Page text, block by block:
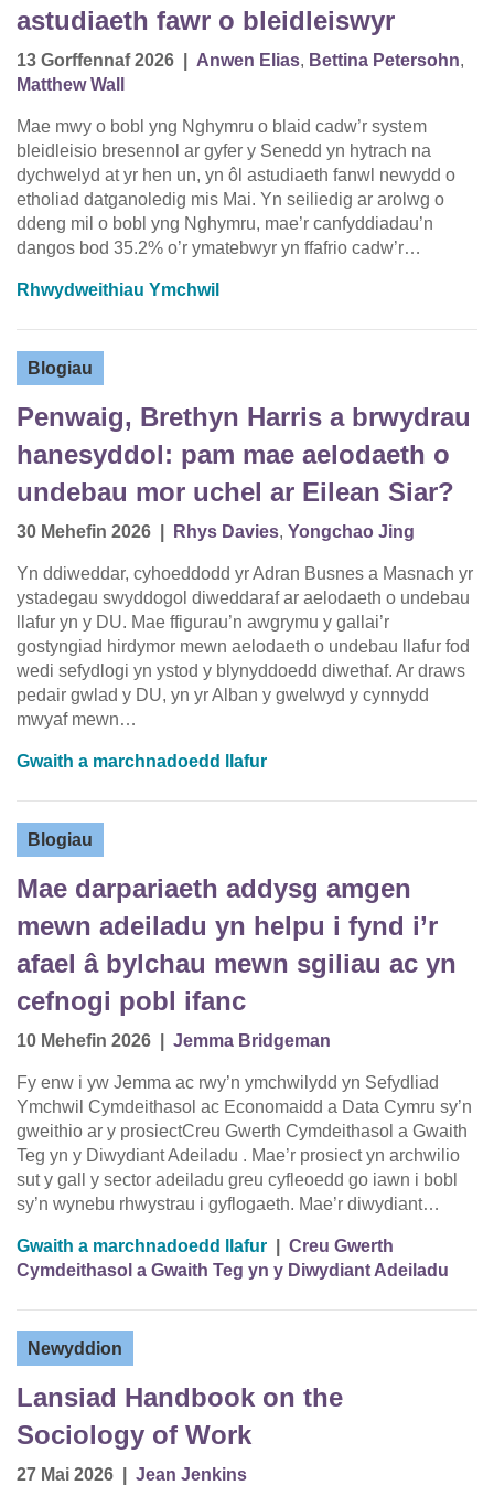
astudiaeth fawr o bleidleiswyr
13 Gorffennaf 2026 Anwen Elias, Bettina Petersohn,
Matthew Wall
Mae mwy o bobl yng Nghymru o blaid cadw’r system
bleidleisio bresennol ar gyfer y Senedd yn hytrach na
dychwelyd at yr hen un, yn ôl astudiaeth fanwl newydd o
etholiad datganoledig mis Mai. Yn seiliedig ar arolwg o
ddeng mil o bobl yng Nghymru, mae’r canfyddiadau’n
dangos bod 35.2% o’r ymatebwyr yn ffafrio cadw’r…
Rhwydweithiau Ymchwil
Blogiau
Penwaig, Brethyn Harris a brwydrau
hanesyddol: pam mae aelodaeth o
undebau mor uchel ar Eilean Siar?
30 Mehefin 2026 Rhys Davies, Yongchao Jing
Yn ddiweddar, cyhoeddodd yr Adran Busnes a Masnach yr
ystadegau swyddogol diweddaraf ar aelodaeth o undebau
llafur yn y DU. Mae ffigurau’n awgrymu y gallai’r
gostyngiad hirdymor mewn aelodaeth o undebau llafur fod
wedi sefydlogi yn ystod y blynyddoedd diwethaf. Ar draws
pedair gwlad y DU, yn yr Alban y gwelwyd y cynnydd
mwyaf mewn…
Gwaith a marchnadoedd llafur
Blogiau
Mae darpariaeth addysg amgen
mewn adeiladu yn helpu i fynd i’r
afael â bylchau mewn sgiliau ac yn
cefnogi pobl ifanc
10 Mehefin 2026 Jemma Bridgeman
Fy enw i yw Jemma ac rwy’n ymchwilydd yn Sefydliad
Ymchwil Cymdeithasol ac Economaidd a Data Cymru sy’n
gweithio ar y prosiectCreu Gwerth Cymdeithasol a Gwaith
Teg yn y Diwydiant Adeiladu . Mae’r prosiect yn archwilio
sut y gall y sector adeiladu greu cyfleoedd go iawn i bobl
sy’n wynebu rhwystrau i gyflogaeth. Mae’r diwydiant…
Gwaith a marchnadoedd llafur
Creu Gwerth
Cymdeithasol a Gwaith Teg yn y Diwydiant Adeiladu
Newyddion
Lansiad Handbook on the
Sociology of Work
27 Mai 2026 Jean Jenkins